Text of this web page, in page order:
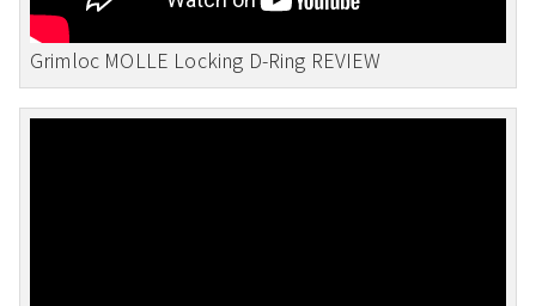
Grimloc MOLLE Locking D-Ring REVIEW